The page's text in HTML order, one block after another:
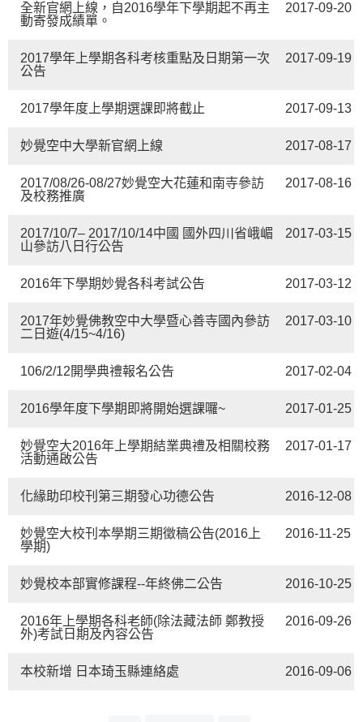
全新官網上線，自2016學年下學期起不再主
動寄發成績單。
2017-09-20
2017學年上學期各科考核重點及日期第一次
公告
2017-09-19
2017學年度上學期選課即將截止 2017-09-13
妙覺空中大學新官網上線 2017-08-17
2017/08/26-08/27妙覺空大花蓮和南寺參訪
及校務推廣
2017-08-16
2017/10/7– 2017/10/14中國 國外四川省峨嵋
山參訪八日行公告
2017-03-15
2016年下學期妙覺各科考試公告 2017-03-12
2017年妙覺佛教空中大學暨心善寺國內參訪
二日遊(4/15~4/16)
2017-03-10
106/2/12開學典禮報名公告 2017-02-04
2016學年度下學期即將開始選課囉~ 2017-01-25
妙覺空大2016年上學期結業典禮及相關校務
活動通啟公告
2017-01-17
化緣助印校刊第三期發心功德公告 2016-12-08
妙覺空大校刊本學期三期徵稿公告(2016上
學期)
2016-11-25
妙覺校本部實修課程--年終佛二公告 2016-10-25
2016年上學期各科老師(除法藏法師 鄭教授
外)考試日期及內容公告
2016-09-26
本校新增 日本琦玉縣連絡處 2016-09-06